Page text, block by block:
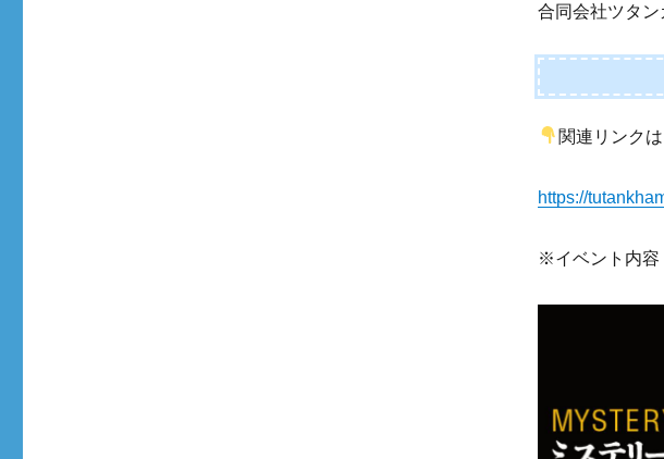
合同会社ツタ
関連リンク
https://
※イベント内容